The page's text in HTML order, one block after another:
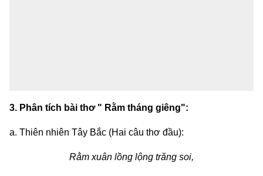
3. Phân tích bài thơ " Rằm tháng giêng":
a. Thiên nhiên Tây Bắc (Hai câu thơ đầu):
Rằm xuân lồng lộng trăng soi,